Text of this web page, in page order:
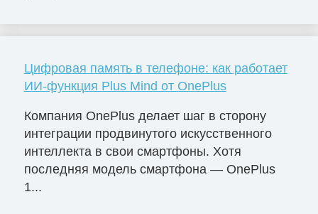
Цифровая память в телефоне: как работает
ИИ-функция Plus Mind от OnePlus
Компания OnePlus делает шаг в сторону
интеграции продвинутого искусственного
интеллекта в свои смартфоны. Хотя
последняя модель смартфона — OnePlus
1...